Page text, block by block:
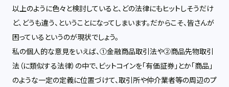
以上のように色々と検討していると、どの法律にもヒットしそうだけ
ど、どうも違う、ということになってしまいます。だからこそ、皆さんが
困っているというのが現状でしょう。
私の個人的な意見をいえば、①金融商品取引法や②商品先物取引
法（に類似する法律）の中で、ビットコインを「有価証券」とか「商品」
のような一定の定義に位置づけて、取引所や仲介業者等の周辺のプ